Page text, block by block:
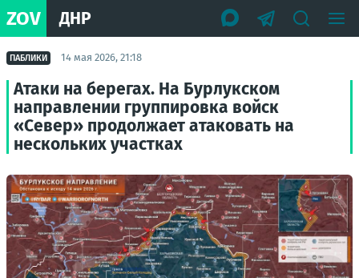
ZOV ДНР
ПАБЛИКИ 14 мая 2026, 21:18
Атаки на берегах. На Бурлукском
направлении группировка войск
«Север» продолжает атаковать на
нескольких участках